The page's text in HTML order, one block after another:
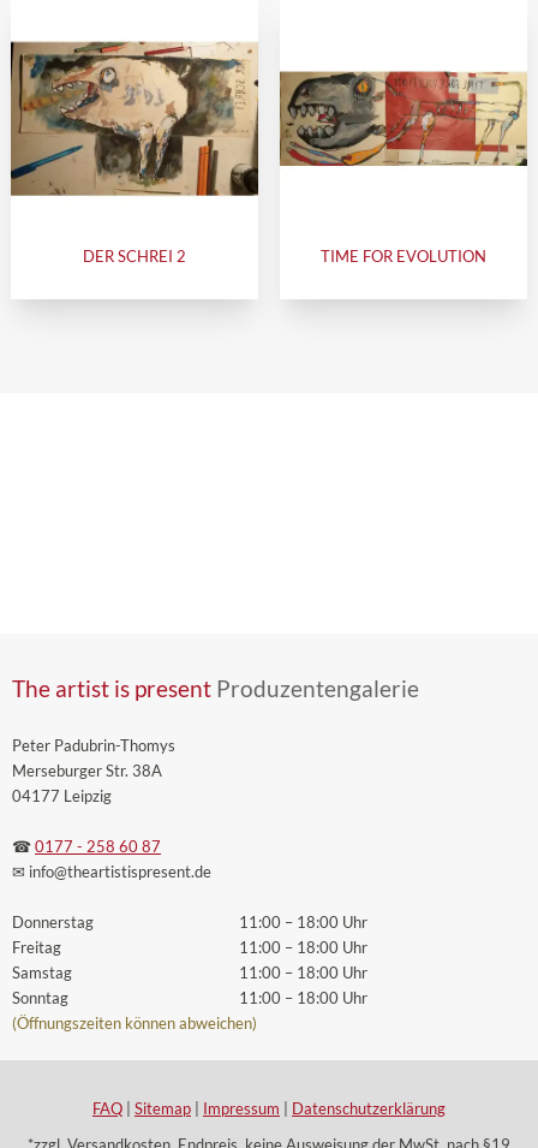
DER SCHREI 2 TIME FOR EVOLUTION
The artist is present Produzentengalerie
Peter Padubrin-Thomys
Merseburger Str. 38A
04177 Leipzig
☎ 0177 - 258 60 87
✉ info@theartistispresent.de
Donnerstag
Freitag
Samstag
Sonntag
11:00 – 18:00 Uhr
11:00 – 18:00 Uhr
11:00 – 18:00 Uhr
11:00 – 18:00 Uhr
(Öffnungszeiten können abweichen)
FAQ Sitemap Impressum
Datenschutzerklärung